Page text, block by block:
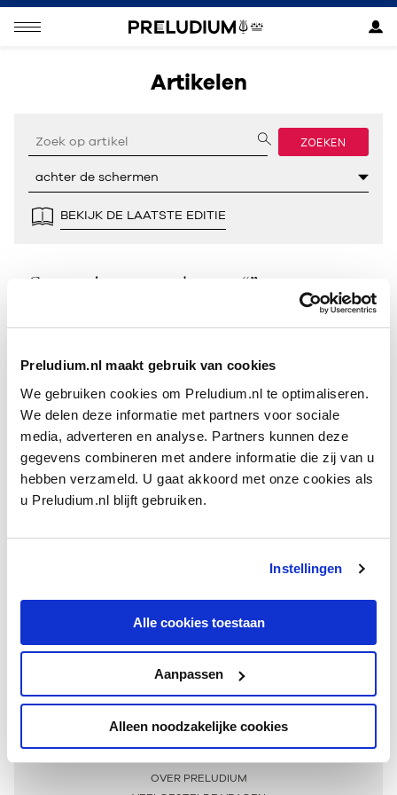
Preludium.nl maakt gebruik van cookies
We gebruiken cookies om Preludium.nl te optimaliseren.
We delen deze informatie met partners voor sociale
media, adverteren en analyse. Partners kunnen deze
gegevens combineren met andere informatie die zij van u
hebben verzameld. U gaat akkoord met onze cookies als
u Preludium.nl blijft gebruiken.
Instellingen
Alle cookies toestaan
Aanpassen
Alleen noodzakelijke cookies
Artikelen
ZOEKEN
BEKIJK DE LAATSTE EDITIE
Geen resultaten gevonden voor “”.
Meer informatie
OVER PRELUDIUM